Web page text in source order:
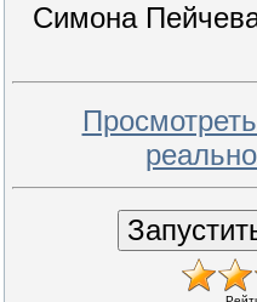
Симона